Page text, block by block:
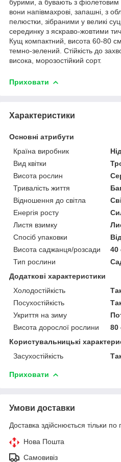
бурими, а бувають з
вони напівмахрові, запашні, з
пелюстки, зібраними у великі
серединку з яскраво-жовтими
Кущ компактний, висота 60-80
темно-зелений. Стійкість до
висока, морозостійкий сорт.
Приховати
Характеристики
Основні атрибути
Країна виробник
Вид квітки
Висота рослин
Тривалість життя
Відношення до світла
Енергія росту
Листя взимку
Спосіб упаковки
Висота саджанця/розсади
40
Тип рослини
Додаткові характеристики
Холодостійкість
Посухостійкість
Укриття на зиму
Висота дорослої рослини
80
Користувальницькі
Засухостійкість
Приховати
Умови доставки
Доставка здійснюється тільки по
Нова Пошта
Самовивіз